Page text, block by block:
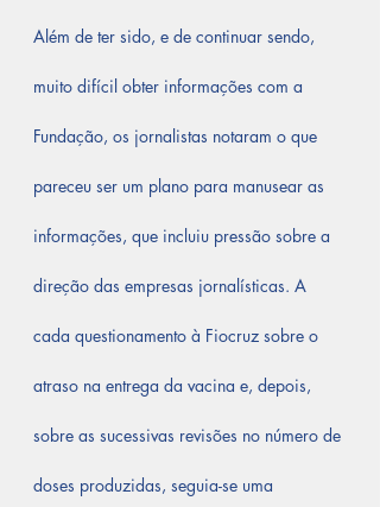
Além de ter sido, e de continuar sendo,
muito difícil obter informações com a
Fundação, os jornalistas notaram o que
pareceu ser um plano para manusear as
informações, que incluiu pressão sobre a
direção das empresas jornalísticas. A
cada questionamento à Fiocruz sobre o
atraso na entrega da vacina e, depois,
sobre as sucessivas revisões no número de
doses produzidas, seguia-se uma